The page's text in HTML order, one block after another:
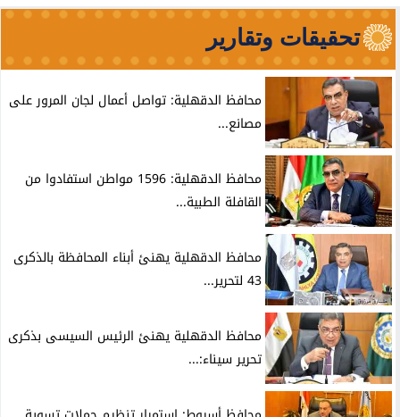
تحقيقات وتقارير
محافظ الدقهلية: تواصل أعمال لجان المرور على
مصانع...
محافظ الدقهلية: 1596 مواطن استفادوا من
القافلة الطبية...
محافظ الدقهلية يهنئ أبناء المحافظة بالذكرى
43 لتحرير...
محافظ الدقهلية يهنئ الرئيس السيسى بذكرى
تحرير سيناء:...